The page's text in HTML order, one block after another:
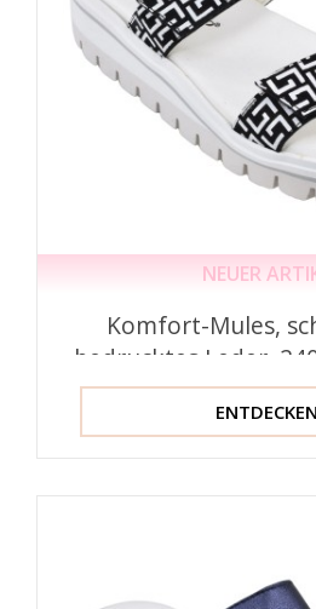
NEUER
Komfort-Mules,
bedrucktes Leder,